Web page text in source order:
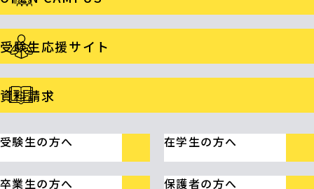
受験生応援サイト
資料請求
受験生の方へ 在学生の方へ
卒業生の方へ 保護者の方へ